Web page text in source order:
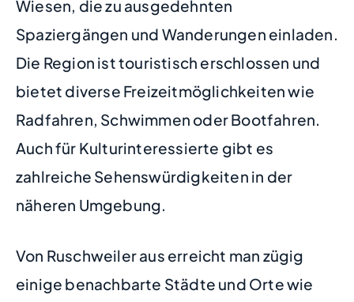
Wiesen, die zu ausgedehnten
Spaziergängen und Wanderungen einladen.
Die Region ist touristisch erschlossen und
bietet diverse Freizeitmöglichkeiten wie
Radfahren, Schwimmen oder Bootfahren.
Auch für Kulturinteressierte gibt es
zahlreiche Sehenswürdigkeiten in der
näheren Umgebung.
Von Ruschweiler aus erreicht man zügig
einige benachbarte Städte und Orte wie